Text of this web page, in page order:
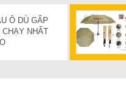
Ô DÙ GẤP
CHẠY NHẤT